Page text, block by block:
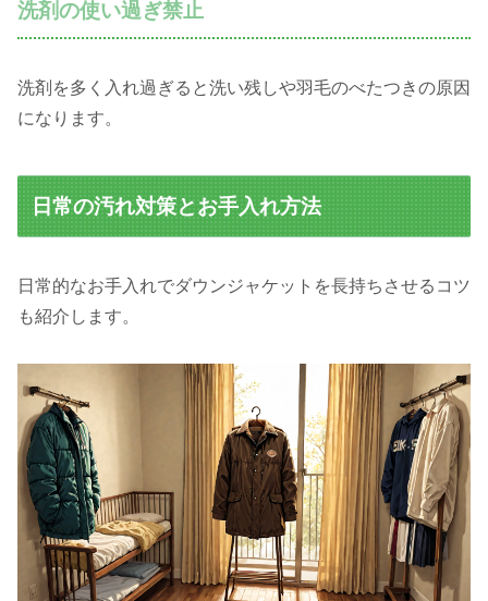
洗剤の使い過ぎ禁止
洗剤を多く入れ過ぎると洗い残しや羽毛のべたつきの原因
になります。
日常の汚れ対策とお手入れ方法
日常的なお手入れでダウンジャケットを長持ちさせるコツ
も紹介します。